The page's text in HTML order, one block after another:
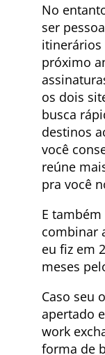
No
ser
itinerários
próximo
os dois
busca
destinos
você
reúne
pra você
E
combinar
eu fiz em
meses
Caso seu
apertado
work
forma de